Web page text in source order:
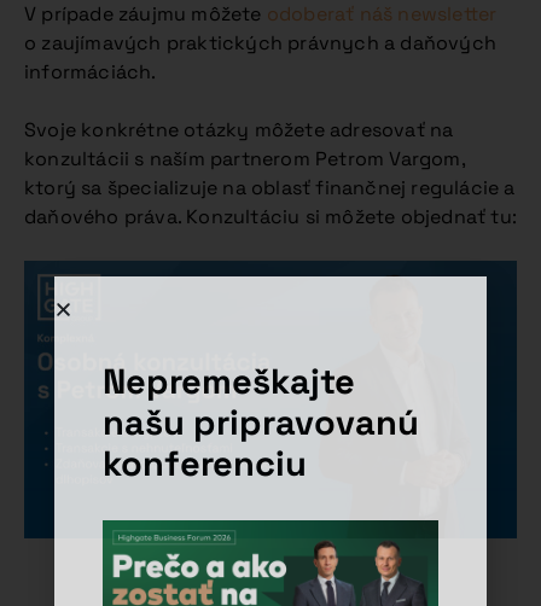
V prípade záujmu môžete odoberať náš newsletter
o zaujímavých praktických právnych a daňových
informáciách.
Svoje konkrétne otázky môžete adresovať na
konzultácii s naším partnerom Petrom Vargom,
ktorý sa špecializuje na oblasť finančnej regulácie a
daňového práva. Konzultáciu si môžete objednať tu:
Nepremeškajte
našu pripravovanú
konferenciu